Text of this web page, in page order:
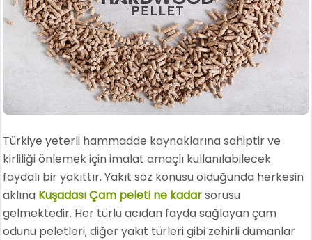
Türkiye yeterli hammadde kaynaklarına sahiptir ve
kirliliği önlemek için imalat amaçlı kullanılabilecek
faydalı bir yakıttır. Yakıt söz konusu olduğunda herkesin
aklına Kuşadası Çam peleti ne kadarsorusu
gelmektedir. Her türlü acıdan fayda sağlayan çam
odunu peletleri, diğer yakıt türleri gibi zehirli dumanlar